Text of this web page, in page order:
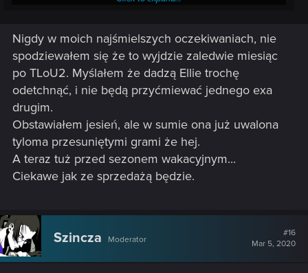
26 czerwca.
Wygląda miodnie.
Nigdy w moich najśmielszych oczekiwaniach, nie
spodziewałem się że to wyjdzie zaledwie miesiąc
po TLoU2. Myślałem że dadzą Ellie trochę
odetchnąć, i nie będą przyćmiewać jednego exa
drugim.
Obstawiałem jesień, ale w sumie ona już uwalona
tyloma przesuniętymi grami że hej.
A teraz tuż przed sezonem wakacyjnym...
Ciekawe jak ze sprzedażą będzie.
Szincza Moderator
#16
Mar 5, 2020